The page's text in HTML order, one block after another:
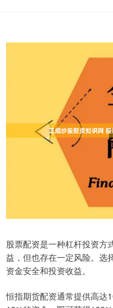
股票配资是一种杠杆投资方
益，但也存在一定风险。选
资金安全和投资收益。
恒指期货配资通常提供高达